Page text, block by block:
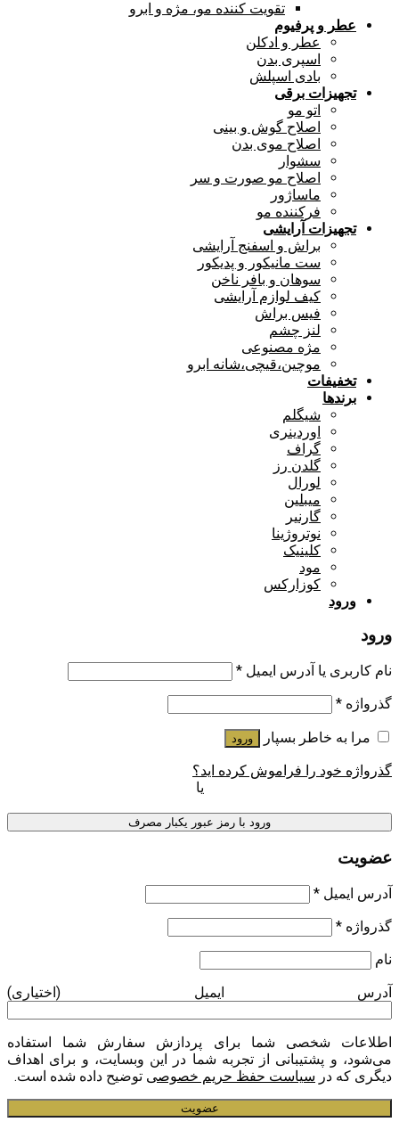
تقویت کننده مو، مژه و ابرو
عطر و پرفیوم
عطر و ادکلن
اسپری بدن
بادی اسپلش
تجهیزات برقی
اتو مو
اصلاح گوش و بینی
اصلاح موی بدن
سشوار
اصلاح مو صورت و سر
ماساژور
فرکننده مو
تجهیزات آرایشی
براش و اسفنج آرایشی
ست مانیکور و پدیکور
سوهان و بافر ناخن
کیف لوازم آرایشی
فیس براش
لنز چشم
مژه مصنوعی
موچین،قیچی،شانه ابرو
تخفیفات
برندها
شیگلم
اوردینری
گراف
گلدن رز
لورال
میبلین
گارنیر
نوتروژینا
کلینیک
مود
کوزارکس
ورود
ورود
نام کاربری یا آدرس ایمیل *
گذرواژه *
مرا به خاطر بسپار
ورود
گذرواژه خود را فراموش کرده اید؟
یا
ورود با رمز عبور یکبار مصرف
عضویت
آدرس ایمیل *
گذرواژه *
نام
آدرس ایمیل (اختیاری)
اطلاعات شخصی شما برای پردازش سفارش شما استفاده
می‌شود، و پشتیبانی از تجربه شما در این وبسایت، و برای اهداف
دیگری که در سیاست حفظ حریم خصوصی توضیح داده شده است.
عضویت